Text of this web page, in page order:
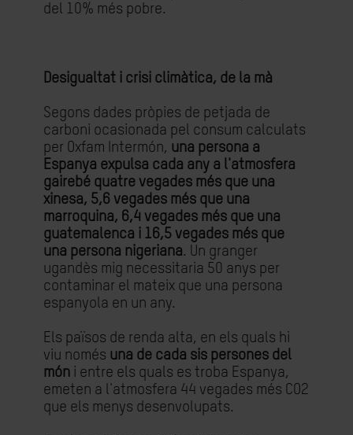
del 10% més pobre.
Desigualtat i crisi climàtica, de la mà
Segons dades pròpies de petjada de
carboni ocasionada pel consum calculats
per Oxfam Intermón, una persona a
Espanya expulsa cada any a l'atmosfera
gairebé quatre vegades més que una
xinesa, 5,6 vegades més que una
marroquina, 6,4 vegades més que una
guatemalenca i 16,5 vegades més que
una persona nigeriana. Un granger
ugandès mig necessitaria 50 anys per
contaminar el mateix que una persona
espanyola en un any.
Els països de renda alta, en els quals hi
viu només una de cada sis persones del
món i entre els quals es troba Espanya,
emeten a l'atmosfera 44 vegades més CO2
que els menys desenvolupats.